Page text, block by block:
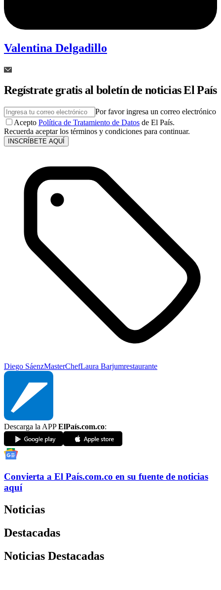
Valentina Delgadillo
Regístrate gratis al boletín de noticias El País
Por favor ingresa un correo electrónico
Acepto Política de Tratamiento de Datos de El País.
Recuerda aceptar los términos y condiciones para continuar.
INSCRÍBETE AQUÍ
Diego SáenzMasterChefLaura Barjumrestaurante
Descarga la APPElPaís.com.co:
Convierta a El País.com.co en su fuente de noticias
aquí
Noticias
Destacadas
Noticias Destacadas